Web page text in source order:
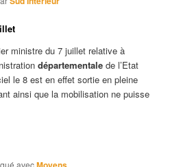
ministre du 7 juillet relative à
départementale de l’Etat
le 8 est en effet sortie en pleine
ainsi que la mobilisation ne puisse